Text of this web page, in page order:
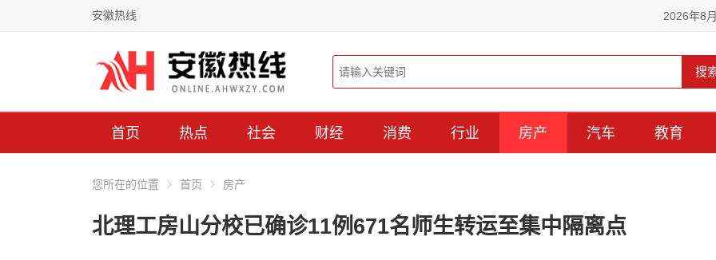
安徽热线 2026年8
搜
首页 热点 社会 财经 消费 行业 房产 汽车 教育
您所在的位置 首页 房产
北理工房山分校已确诊11例671名师生转运至集中隔离点